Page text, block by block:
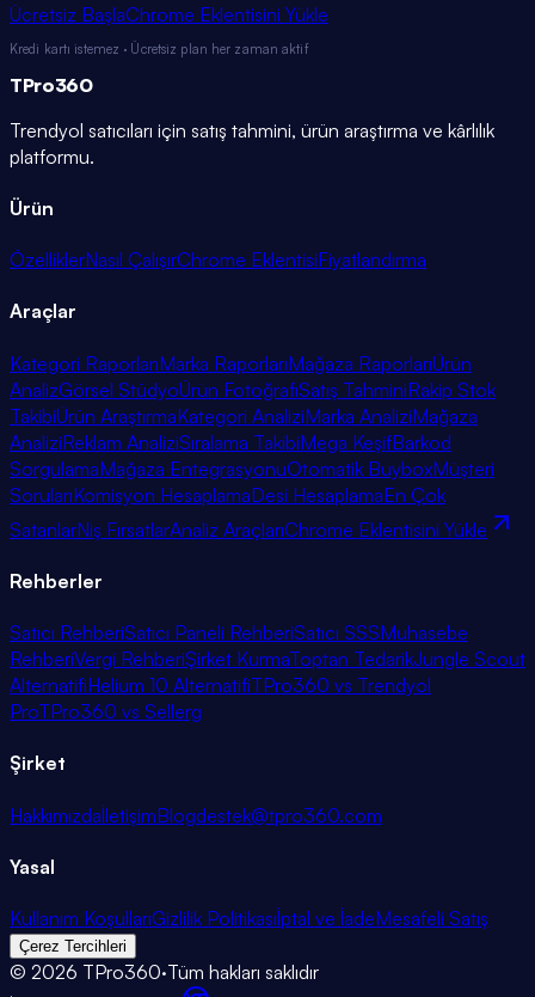
Ücretsiz BaşlaChrome Eklentisini Yükle
Kredi kartı istemez · Ücretsiz plan her zaman aktif
TPro360
Trendyol satıcıları için satış tahmini, ürün araştırma ve kârlılık
platformu.
Ürün
ÖzelliklerNasıl ÇalışırChrome EklentisiFiyatlandırma
Araçlar
Kategori RaporlarıMarka RaporlarıMağaza RaporlarıÜrün
AnalizGörsel StüdyoÜrün FotoğrafıSatış TahminiRakip Stok
TakibiÜrün AraştırmaKategori AnaliziMarka AnaliziMağaza
AnaliziReklam AnaliziSıralama TakibiMega KeşifBarkod
SorgulamaMağaza EntegrasyonuOtomatik BuyboxMüşteri
SorularıKomisyon HesaplamaDesi HesaplamaEn Çok
SatanlarNiş FırsatlarAnaliz AraçlarıChrome Eklentisini Yükle
Rehberler
Satıcı RehberiSatıcı Paneli RehberiSatıcı SSSMuhasebe
RehberiVergi RehberiŞirket KurmaToptan TedarikJungle Scout
AlternatifiHelium 10 AlternatifiTPro360 vs Trendyol
ProTPro360 vs Sellerg
Şirket
HakkımızdaİletişimBlogdestek@tpro360.com
Yasal
Kullanım KoşullarıGizlilik Politikasıİptal ve İadeMesafeli Satış
Çerez Tercihleri
© 2026 TPro360·Tüm hakları saklıdır